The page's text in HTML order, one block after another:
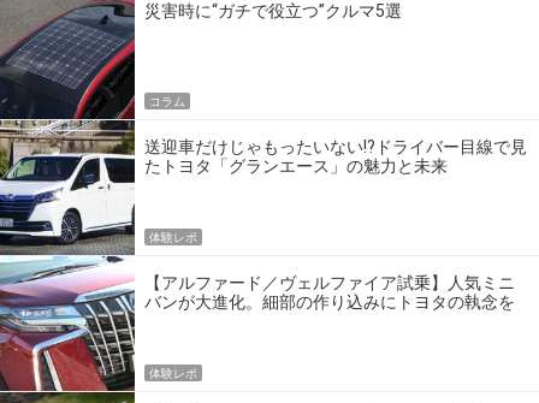
災害時に“ガチで役立つ”クルマ5選
コラム
送迎車だけじゃもったいない!?ドライバー目線で見
たトヨタ「グランエース」の魅力と未来
体験レポ
【アルファード／ヴェルファイア試乗】人気ミニ
バンが大進化。細部の作り込みにトヨタの執念を
体験レポ